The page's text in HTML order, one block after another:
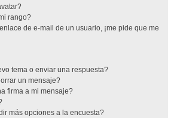
rango?
de e-mail de un usuario, ¡me pide que me
tema o enviar una respuesta?
un mensaje?
firma a mi mensaje?
más opciones a la encuesta?